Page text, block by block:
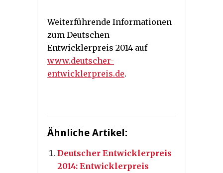
Weiterführende Informationen
zum Deutschen
Entwicklerpreis 2014 auf
www.deutscher-
entwicklerpreis.de.
Ähnliche Artikel:
Deutscher Entwicklerpreis
2014: Entwicklerpreis